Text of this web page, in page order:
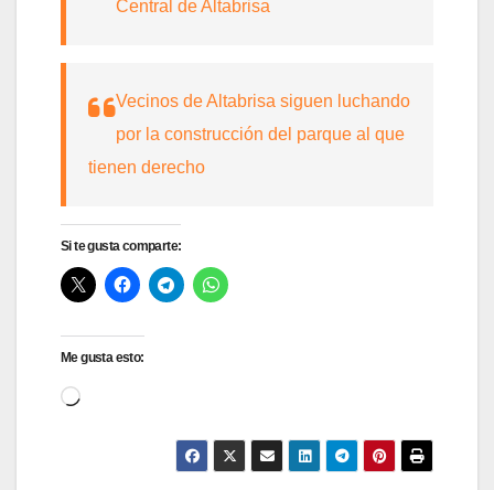
Central de Altabrisa
Vecinos de Altabrisa siguen luchando
por la construcción del parque al que
tienen derecho
Si te gusta comparte:
Me gusta esto:
Cargando...